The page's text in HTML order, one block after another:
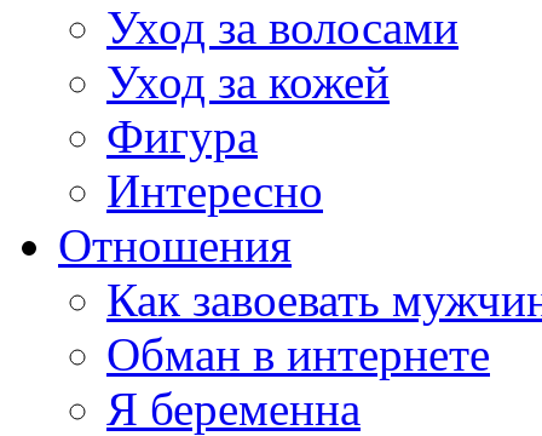
Уход за волосами
Уход за кожей
Фигура
Интересно
Отношения
Как завоевать
Обман в интернете
Я беременна